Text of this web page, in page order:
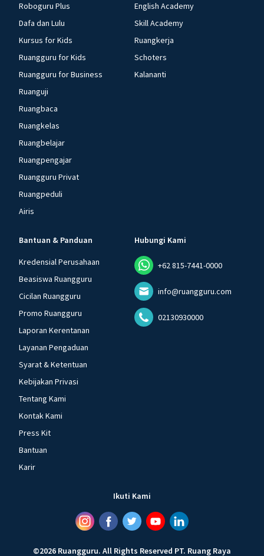
Roboguru Plus
Dafa dan Lulu
Kursus for Kids
Ruangguru for Kids
Ruangguru for Business
Ruanguji
Ruangbaca
Ruangkelas
Ruangbelajar
Ruangpengajar
Ruangguru Privat
Ruangpeduli
Airis
English Academy
Skill Academy
Ruangkerja
Schoters
Kalananti
Bantuan & Panduan
Kredensial Perusahaan
Beasiswa Ruangguru
Cicilan Ruangguru
Promo Ruangguru
Laporan Kerentanan
Layanan Pengaduan
Syarat & Ketentuan
Kebijakan Privasi
Tentang Kami
Kontak Kami
Press Kit
Bantuan
Karir
Hubungi Kami
+62 815-7441-0000
info@ruangguru.com
02130930000
Ikuti Kami
©2026 Ruangguru. All Rights Reserved PT. Ruang Raya